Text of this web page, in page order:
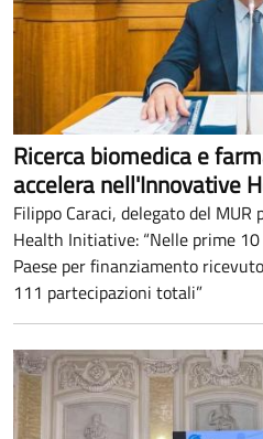
Ricerca biomedica e
accelera nell'Innovative
Filippo Caraci, delegato del
Health Initiative: “Nelle prime
Paese per finanziamento
111 partecipazioni totali”